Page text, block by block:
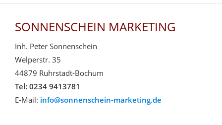
SONNENSCHEIN MARKETING
Inh. Peter Sonnenschein
Welperstr. 35
44879 Ruhrstadt-Bochum
Tel: 0234 9413781
E-Mail: info@sonnenschein-marketing.de